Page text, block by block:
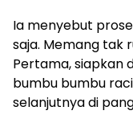
Ia menyebut
saja. Memang tak
Pertama, siapkan
bumbu bumbu
selanjutnya di